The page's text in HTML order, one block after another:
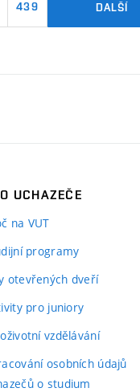
439 DALŠÍ
UCHAZEČE
na VUT
programy
otevřených dveří
pro juniory
vzdělávání
osobních údajů
o studium